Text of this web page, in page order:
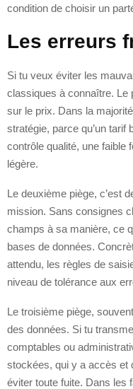
condition de choisir un
Les erreurs
Si tu veux éviter les
classiques à connaître. Le
sur le prix. Dans la
stratégie, parce qu’un
contrôle qualité, une faible
légère.
Le deuxième piège, c’est
mission. Sans consignes
champs à sa manière, ce
bases de données.
attendu, les règles de
niveau de tolérance aux
Le troisième piège,
des données. Si tu
comptables ou
stockées, qui y a accès et
éviter toute fuite. Dans les